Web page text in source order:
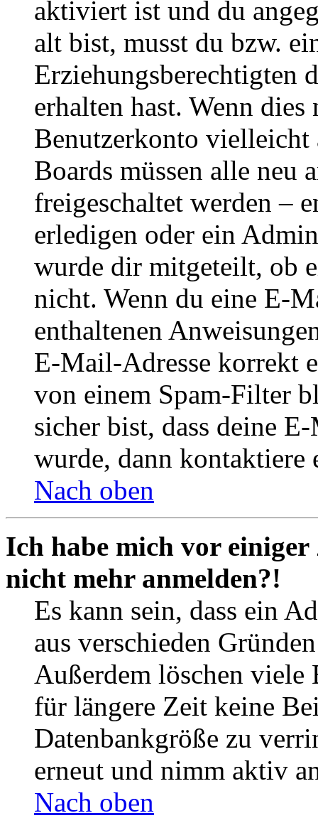
aktiviert ist und du
alt bist, musst du bzw.
Erziehungsberechtigten
erhalten hast. Wenn
Benutzerkonto
Boards müssen alle neu
freigeschaltet werden –
erledigen oder ein
wurde dir mitgeteilt, ob
nicht. Wenn du eine E-
enthaltenen
E-Mail-Adresse korrekt
von einem Spam-Filter
sicher bist, dass deine
wurde, dann kontaktiere
Nach oben
Ich habe mich vor
nicht mehr anmelden?!
Es kann sein, dass ein
aus verschieden
Außerdem löschen viele
für längere Zeit keine
Datenbankgröße zu
erneut und nimm aktiv
Nach oben